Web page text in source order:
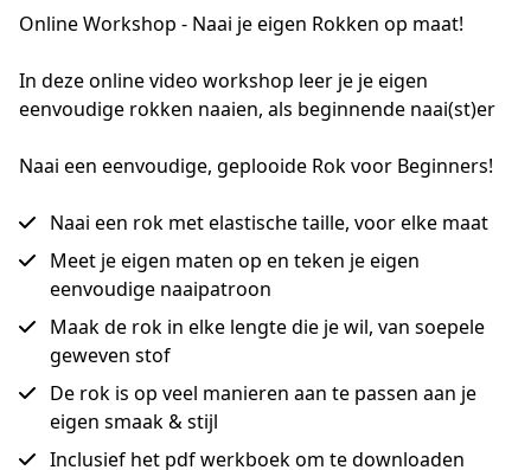
Online Workshop - Naai je eigen Rokken op maat!
In deze online video workshop leer je je eigen
eenvoudige rokken naaien, als beginnende naai(st)er
Naai een eenvoudige, geplooide Rok voor Beginners!
Naai een rok met elastische taille, voor elke maat
Meet je eigen maten op en teken je eigen
eenvoudige naaipatroon
Maak de rok in elke lengte die je wil, van soepele
geweven stof
De rok is op veel manieren aan te passen aan je
eigen smaak & stijl
Inclusief het pdf werkboek om te downloaden